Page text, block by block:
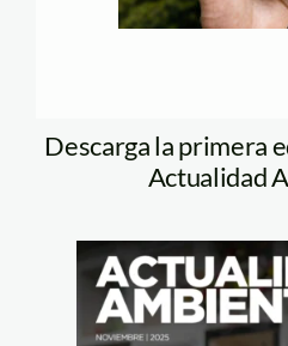
Descarga la primera
Actualidad